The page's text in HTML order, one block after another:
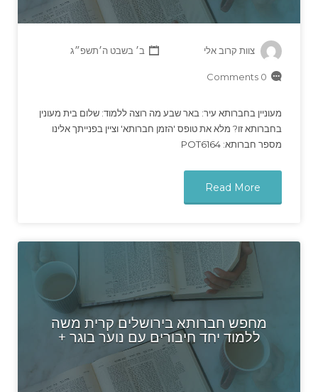
צוות קרוב אלי ב׳ בשבט ה׳תשפ״ג
0 Comments
מעוניין בחברותא עיר: באר שבע מה רוצה ללמוד: שלום בית מעונין
בחברותא זו? מלא את טופס 'הזמן חברותא' וציין בפנייתך אלינו
מספר חברותא: POT6164
Read More
מחפש חברותא בירושלים קרית משה
ללמוד יחד חיבורים עם נוער בוגר +